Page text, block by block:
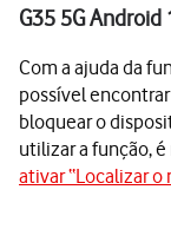
G35 5G Android
Com a ajuda da
possível
bloquear o
utilizar a função,
ativar “Localizar